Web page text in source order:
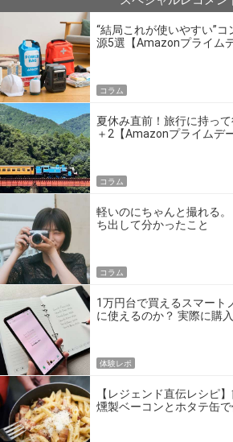
“結局これが使いやすい”
源5選【Amazonプライム
コラム
夏休み直前！旅行に持っ
＋2【Amazonプライムデ
コラム
軽いのにちゃんと撮れる
ち出して分かったこと
コラム
1万円台で買えるスマート
に使えるのか？ 実際に購
体験レポ
【レジェンド直伝レシピ
燻製ベーコンとホタテ缶